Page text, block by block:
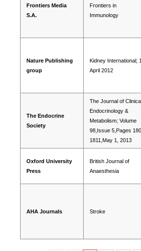
Frontiers Media
S.A.
Frontiers in
Immunology
Nature Publishing
group
Kidney International;
April 2012
The Endocrine
Society
The Journal of
Endocrinology &
Metabolism; Volume
98,Issue 5,Pages
1811,May 1, 2013
Oxford University
Press
British Journal of
Anaesthesia
AHA Journals Stroke